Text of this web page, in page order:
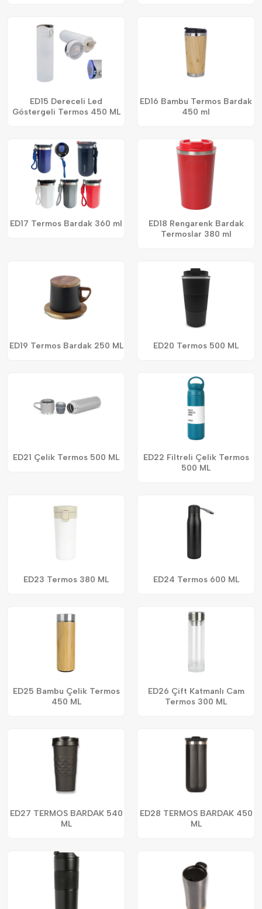
ED15 Dereceli Led
Göstergeli Termos 450 ML
ED16 Bambu Termos Bardak
450 ml
ED17 Termos Bardak 360 ml
ED18 Rengarenk Bardak
Termoslar 380 ml
ED19 Termos Bardak 250 ML ED20 Termos 500 ML
ED21 Çelik Termos 500 ML
ED22 Filtreli Çelik Termos
500 ML
ED23 Termos 380 ML ED24 Termos 600 ML
ED25 Bambu Çelik Termos
450 ML
ED26 Çift Katmanlı Cam
Termos 300 ML
ED27 TERMOS BARDAK 540
ML
ED28 TERMOS BARDAK 450
ML